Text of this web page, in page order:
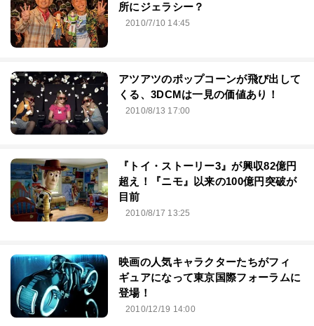
所にジェラシー？
2010/7/10 14:45
アツアツのポップコーンが飛び出して
くる、3DCMは一見の価値あり！
2010/8/13 17:00
『トイ・ストーリー3』が興収82億円
超え！『ニモ』以来の100億円突破が
目前
2010/8/17 13:25
映画の人気キャラクターたちがフィ
ギュアになって東京国際フォーラムに
登場！
2010/12/19 14:00